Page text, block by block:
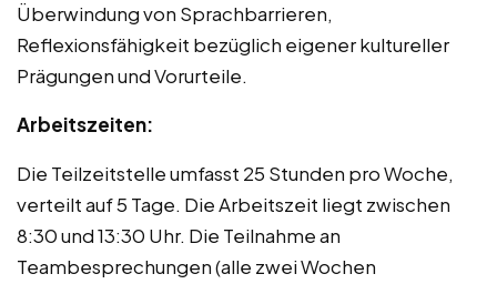
Überwindung von Sprachbarrieren,
Reflexionsfähigkeit bezüglich eigener kultureller
Prägungen und Vorurteile.
Arbeitszeiten:
Die Teilzeitstelle umfasst 25 Stunden pro Woche,
verteilt auf 5 Tage. Die Arbeitszeit liegt zwischen
8:30 und 13:30 Uhr. Die Teilnahme an
Teambesprechungen (alle zwei Wochen